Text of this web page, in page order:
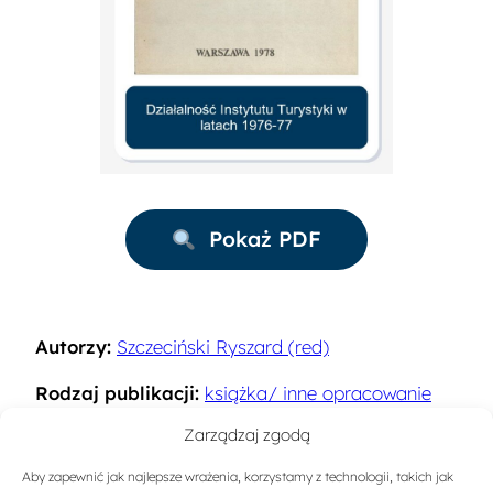
Zarządzaj zgodą
Aby zapewnić jak najlepsze wrażenia, korzystamy z technologii, takich jak
Pokaż PDF
Autorzy: Szczeciński Ryszard (red)
Rodzaj publikacji: książka/ inne opracowanie
Rok: 1978